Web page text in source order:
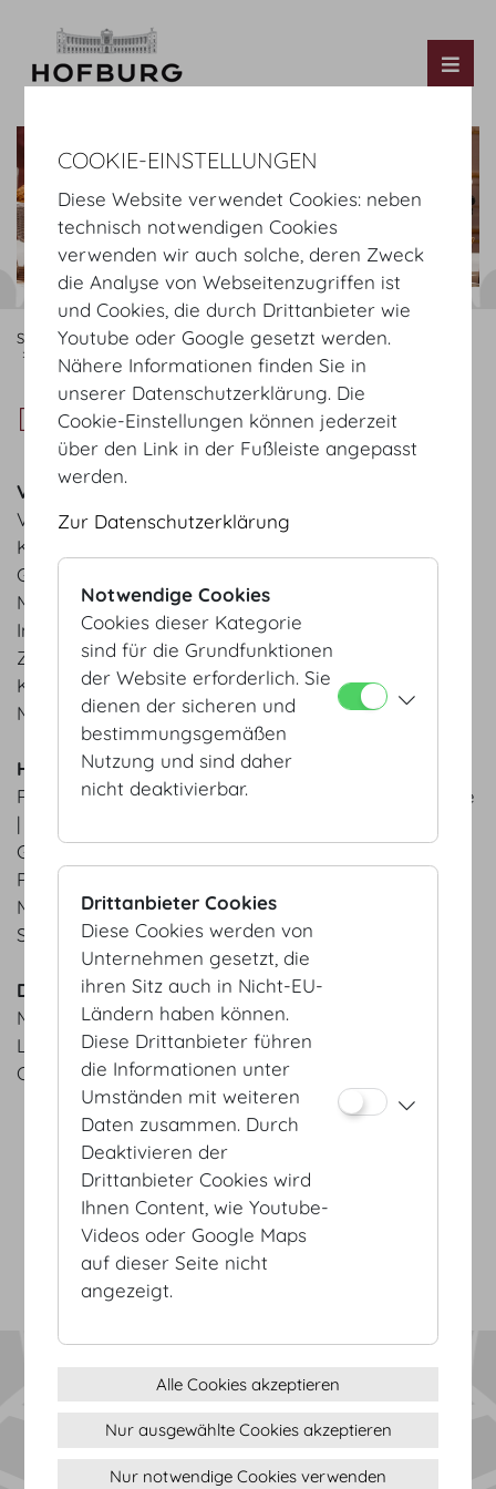
Startseite Organisieren Catering MOTTO
Angebot
Dinner Buffet Klassik
Dinner Buffet Klassik
Vorspeisen
Vitello Tonnato | rosa Kalbsrücken | getrocknete
Kapern
Geräucherte Forelle | knusprige Erdäpfel | Fenchel |
Minze
In Honig geschmorte bunte Wurzeln | reifer
Ziegenkäse
Kopfsalat | Shiso | Kerbel | Schnittlauch
MOTTO Bio-Brot aus der hauseigenen Backstube
Hauptspeisen
Rosa gebratene Beiried | getrüffeltes Erdäpfelpüree
| Brösel-Karfiol
Gedämpfter Saibling | glacierte Ingwer-Karotten |
Petersilienpolenta
Miso-Melanzani | gepuffter Buchweizen | eingelegte
Schalotten | Zwiebelpüree
Desserts
MOTTO Nougatknödel | Beerenragout
Lemontarte | Meringue
Crème Brûlée | Vanille | schwarzer Pfeffer
Datenschutz
Impressum
Sitemap
(c) 2026 Hofburg Vienna, Heldenplatz, 1010 Wien
COOKIE-EINSTELLUNGEN
Diese Website verwendet Cookies: neben
technisch notwendigen Cookies
verwenden wir auch solche, deren Zweck
die Analyse von Webseitenzugriffen ist
und Cookies, die durch Drittanbieter wie
Youtube oder Google gesetzt werden.
Nähere Informationen finden Sie in
unserer Datenschutzerklärung. Die
Cookie-Einstellungen können jederzeit
über den Link in der Fußleiste angepasst
werden.
Zur Datenschutzerklärung
Notwendige Cookies
Cookies dieser Kategorie
sind für die Grundfunktionen
der Website erforderlich. Sie
dienen der sicheren und
bestimmungsgemäßen
Nutzung und sind daher
nicht deaktivierbar.
Drittanbieter Cookies
Diese Cookies werden von
Unternehmen gesetzt, die
ihren Sitz auch in Nicht-EU-
Ländern haben können.
Diese Drittanbieter führen
die Informationen unter
Umständen mit weiteren
Daten zusammen. Durch
Deaktivieren der
Drittanbieter Cookies wird
Ihnen Content, wie Youtube-
Videos oder Google Maps
auf dieser Seite nicht
angezeigt.
Alle Cookies akzeptieren
Nur ausgewählte Cookies akzeptieren
Nur notwendige Cookies verwenden